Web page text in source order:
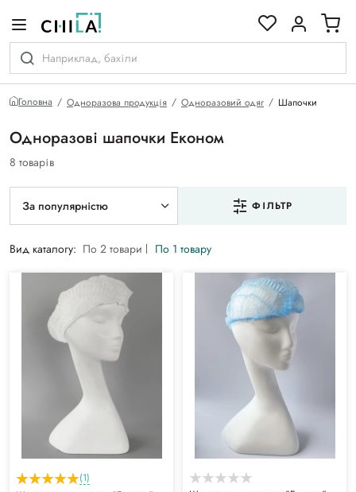
Головна Одноразова продукція Одноразовий одяг Шапочки
Одноразові шапочки Економ
8 товарів
За популярністю ФІЛЬТР
Вид каталогу: По 2 товари По 1 товару
(1)
гамі